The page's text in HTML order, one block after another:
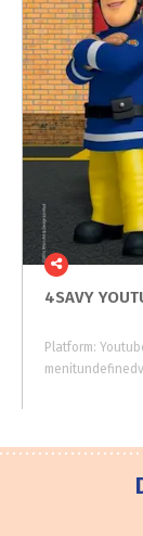
4SAVY
Platform: